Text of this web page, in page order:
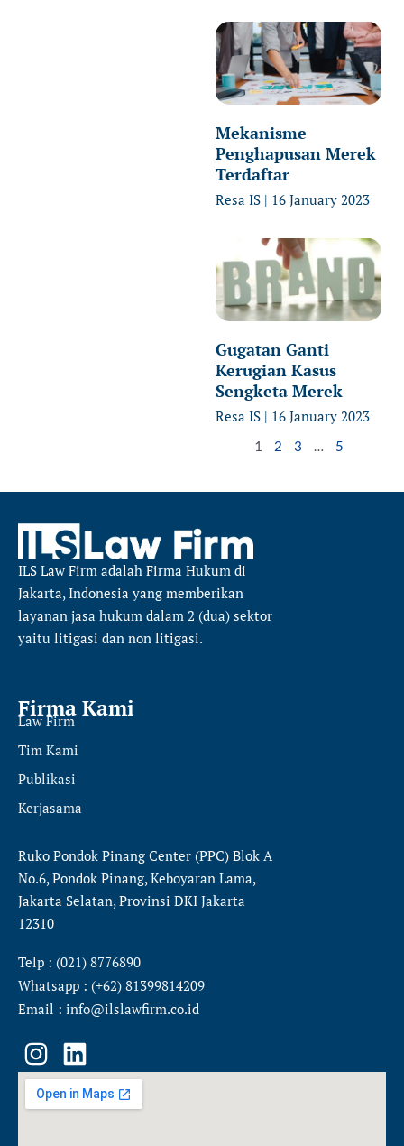
Mekanisme
Penghapusan Merek
Terdaftar
Resa IS 16 January 2023
Gugatan Ganti
Kerugian Kasus
Sengketa Merek
Resa IS 16 January 2023
1 2 3 … 5
ILS Law Firm adalah Firma Hukum di
Jakarta, Indonesia yang memberikan
layanan jasa hukum dalam 2 (dua) sektor
yaitu litigasi dan non litigasi.
Firma Kami
Law Firm
Tim Kami
Publikasi
Kerjasama
Ruko Pondok Pinang Center (PPC) Blok A
No.6, Pondok Pinang, Keboyaran Lama,
Jakarta Selatan, Provinsi DKI Jakarta
12310
Telp : (021) 8776890
Whatsapp : (+62) 81399814209
Email : info@ilslawfirm.co.id
I
n
s
L
i
n